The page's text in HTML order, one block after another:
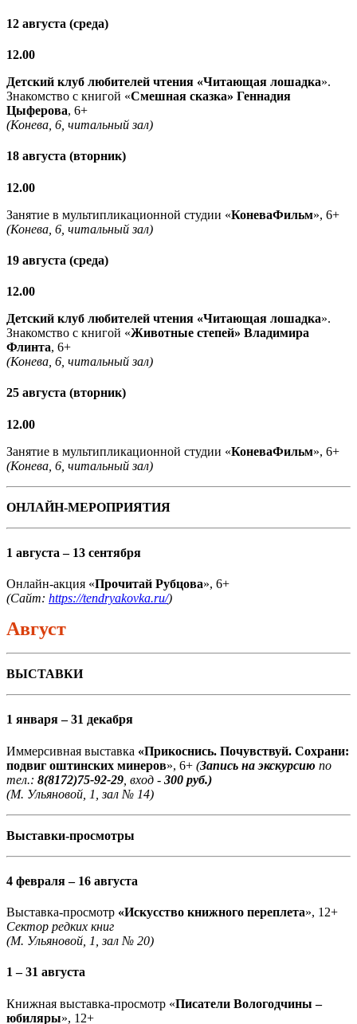
12 августа (среда)
12.00
Детский клуб любителей чтения «Читающая лошадка».
Знакомство с книгой «Смешная сказка» Геннадия
Цыферова, 6+
(Конева, 6, читальный зал)
18 августа (вторник)
12.00
Занятие в мультипликационной студии «КоневаФильм», 6+
(Конева, 6, читальный зал)
19 августа (среда)
12.00
Детский клуб любителей чтения «Читающая лошадка».
Знакомство с книгой «Животные степей» Владимира
Флинта, 6+
(Конева, 6, читальный зал)
25 августа (вторник)
12.00
Занятие в мультипликационной студии «КоневаФильм», 6+
(Конева, 6, читальный зал)
ОНЛАЙН-МЕРОПРИЯТИЯ
1 августа – 13 сентября
Онлайн-акция «Прочитай Рубцова», 6+
(Сайт: https://tendryakovka.ru/)
Август
ВЫСТАВКИ
1 января – 31 декабря
Иммерсивная выставка «Прикоснись. Почувствуй. Сохрани:
подвиг оштинских минеров», 6+ (Запись на экскурсию по
тел.: 8(8172)75-92-29 , вход - 300 руб.)
(М. Ульяновой, 1, зал № 14)
Выставки-просмотры
4 февраля – 16 августа
Выставка-просмотр «Искусство книжного переплета», 12+
Сектор редких книг
(М. Ульяновой, 1, зал № 20)
1 – 31 августа
Книжная выставка-просмотр «Писатели Вологодчины –
юбиляры», 12+